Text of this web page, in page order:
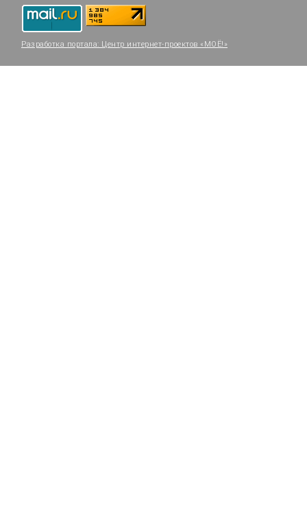
Разработка портала: Центр интернет-проектов «МОЁ!»